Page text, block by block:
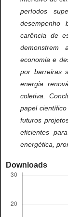
períodos
desempenho
carência de
demonstrem
economia e
por barreiras
energia
coletiva.
papel
futuros
eficientes
energética,
Downloads